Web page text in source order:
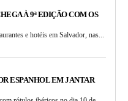
À 9ª EDIÇÃO COM OS
e hotéis em Salvador, nas...
ESPANHOL EM JANTAR